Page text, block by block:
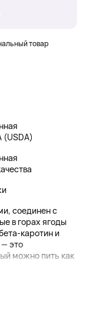
товар
соединен с
в горах ягоды
каротин и
это
можно пить как